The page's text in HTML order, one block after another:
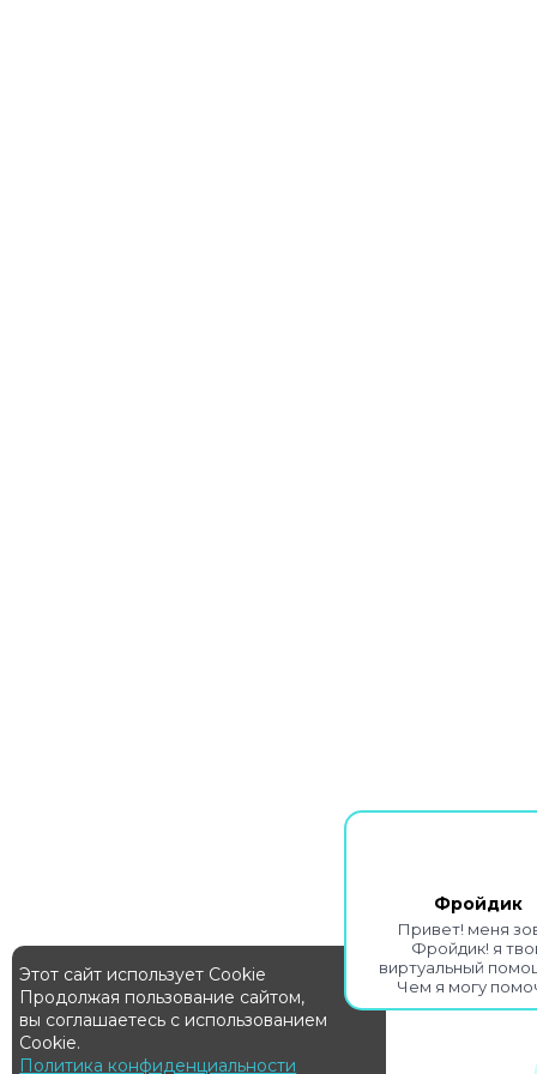
Фройдик
Привет! меня
Фройдик! я
виртуальный
Чем я могу
Этот сайт использует Cookie
Продолжая пользование сайтом,
вы соглашаетесь с использованием
Cookie.
Политика конфиденциальности